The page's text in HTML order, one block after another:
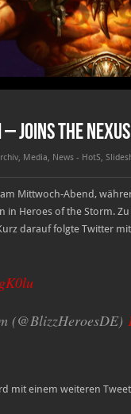
Joins the
, Media, News - HotS,
Mittwoch-Abend,
in Heroes of the Storm.
darauf folgte Twitter
(@BlizzHeroesDE)
mit einem weiteren